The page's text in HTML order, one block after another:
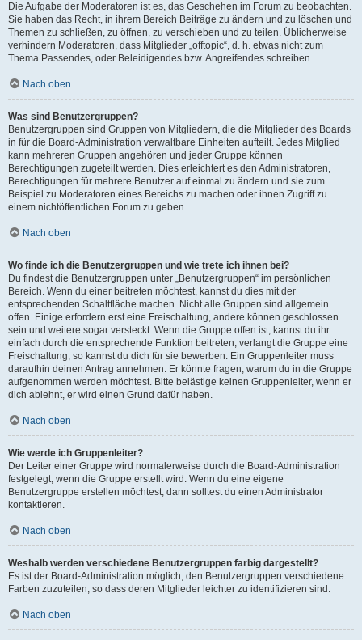
Die Aufgabe der Moderatoren ist es, das Geschehen im Forum zu beobachten.
Sie haben das Recht, in ihrem Bereich Beiträge zu ändern und zu löschen und
Themen zu schließen, zu öffnen, zu verschieben und zu teilen. Üblicherweise
verhindern Moderatoren, dass Mitglieder „offtopic“, d. h. etwas nicht zum
Thema Passendes, oder Beleidigendes bzw. Angreifendes schreiben.
Nach oben
Was sind Benutzergruppen?
Benutzergruppen sind Gruppen von Mitgliedern, die die Mitglieder des Boards
in für die Board-Administration verwaltbare Einheiten aufteilt. Jedes Mitglied
kann mehreren Gruppen angehören und jeder Gruppe können
Berechtigungen zugeteilt werden. Dies erleichtert es den Administratoren,
Berechtigungen für mehrere Benutzer auf einmal zu ändern und sie zum
Beispiel zu Moderatoren eines Bereichs zu machen oder ihnen Zugriff zu
einem nichtöffentlichen Forum zu geben.
Nach oben
Wo finde ich die Benutzergruppen und wie trete ich ihnen bei?
Du findest die Benutzergruppen unter „Benutzergruppen“ im persönlichen
Bereich. Wenn du einer beitreten möchtest, kannst du dies mit der
entsprechenden Schaltfläche machen. Nicht alle Gruppen sind allgemein
offen. Einige erfordern erst eine Freischaltung, andere können geschlossen
sein und weitere sogar versteckt. Wenn die Gruppe offen ist, kannst du ihr
einfach durch die entsprechende Funktion beitreten; verlangt die Gruppe eine
Freischaltung, so kannst du dich für sie bewerben. Ein Gruppenleiter muss
daraufhin deinen Antrag annehmen. Er könnte fragen, warum du in die Gruppe
aufgenommen werden möchtest. Bitte belästige keinen Gruppenleiter, wenn er
dich ablehnt, er wird einen Grund dafür haben.
Nach oben
Wie werde ich Gruppenleiter?
Der Leiter einer Gruppe wird normalerweise durch die Board-Administration
festgelegt, wenn die Gruppe erstellt wird. Wenn du eine eigene
Benutzergruppe erstellen möchtest, dann solltest du einen Administrator
kontaktieren.
Nach oben
Weshalb werden verschiedene Benutzergruppen farbig dargestellt?
Es ist der Board-Administration möglich, den Benutzergruppen verschiedene
Farben zuzuteilen, so dass deren Mitglieder leichter zu identifizieren sind.
Nach oben